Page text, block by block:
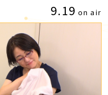
9.19 on air